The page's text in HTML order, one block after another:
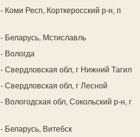
- Коми Респ, Корткеросский р-н, п
- Беларусь, Мстиславль
- Вологда
- Свердловская обл, г Нижний Тагил
- Свердловская обл, г Лесной
- Вологодская обл, Сокольский р-н, г
- Беларусь, Витебск